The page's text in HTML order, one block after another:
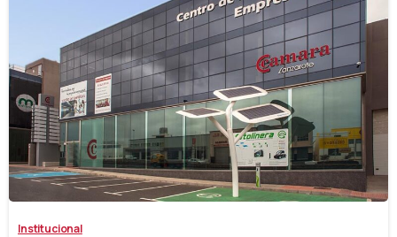
-
Institucional